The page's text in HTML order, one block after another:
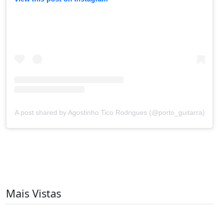
A post shared by Agostinho Tico Rodrigues (@porto_guitarra)
Mais Vistas